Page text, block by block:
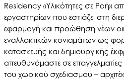
Residency «Υλικότητες σε Ροή»
εργαστηρίων που εστιάζει στη
εφαρμογή και προώθηση νέων
εναλλακτικών κονιαμάτων ως
κατασκευής και δημιουργικής
απευθυνόμαστε σε επαγγελματίες
του χωρικού σχεδιασμού –